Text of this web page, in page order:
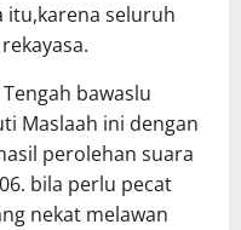
itu,karena seluruh
bawaslu
Maslaah ini dengan
perolehan suara
bila perlu pecat
nekat melawan